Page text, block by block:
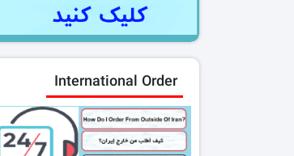
International Order